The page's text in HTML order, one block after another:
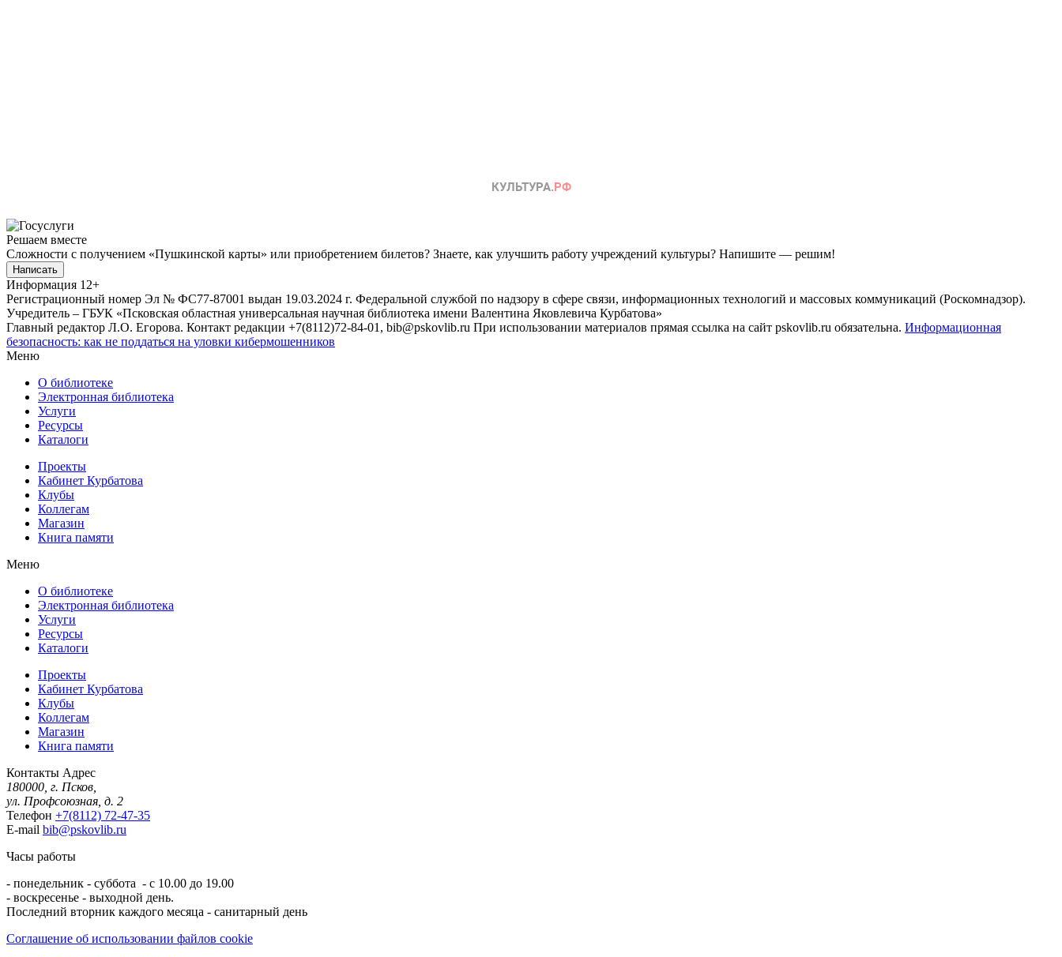
Решаем вместе
Сложности с получением «Пушкинской карты» или приобретением билетов? Знаете, как улучшить работу учреждений культуры? Напишите — решим!
Написать
Информация 12+
Регистрационный номер Эл № ФС77-87001 выдан 19.03.2024 г. Федеральной службой по надзору в сфере связи, информационных технологий и массовых коммуникаций (Роскомнадзор).
Учредитель – ГБУК «Псковская областная универсальная научная библиотека имени Валентина Яковлевича Курбатова»
Главный редактор Л.О. Егорова. Контакт редакции +7(8112)72-84-01, bib@pskovlib.ru При использовании материалов прямая ссылка на сайт pskovlib.ru обязательна. Информационная
безопасность: как не поддаться на уловки кибермошенников
Меню
О библиотеке
Электронная библиотека
Услуги
Ресурсы
Каталоги
Проекты
Кабинет Курбатова
Клубы
Коллегам
Магазин
Книга памяти
Меню
О библиотеке
Электронная библиотека
Услуги
Ресурсы
Каталоги
Проекты
Кабинет Курбатова
Клубы
Коллегам
Магазин
Книга памяти
Контакты Адрес
180000, г. Псков,
ул. Профсоюзная, д. 2
Телефон +7(8112) 72-47-35
E-mail bib@pskovlib.ru
Часы работы
- понедельник - суббота - с 10.00 до 19.00
- воскресенье - выходной день.
Последний вторник каждого месяца - санитарный день
Соглашение об использовании файлов cookie